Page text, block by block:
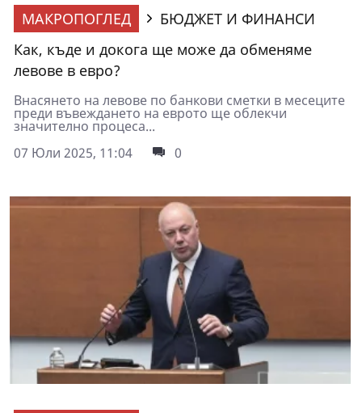
МАКРОПОГЛЕД
БЮДЖЕТ И ФИНАНСИ
Как, къде и докога ще може да обменяме
левове в евро?
Внасянето на левове по банкови сметки в месеците
преди въвеждането на еврото ще облекчи
значително процеса...
07 Юли 2025, 11:04
0